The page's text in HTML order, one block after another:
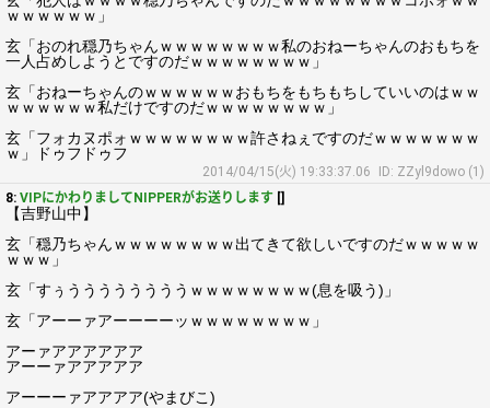
ｗｗｗｗｗｗ」
玄「おのれ穏乃ちゃんｗｗｗｗｗｗｗｗ私のおねーちゃんのおもちを
一人占めしようとですのだｗｗｗｗｗｗｗｗ」
玄「おねーちゃんのｗｗｗｗｗｗおもちをもちもちしていいのはｗｗ
ｗｗｗｗｗｗ私だけですのだｗｗｗｗｗｗｗｗ」
玄「フォカヌポォｗｗｗｗｗｗｗｗ許さねぇですのだｗｗｗｗｗｗｗ
ｗ」ドゥフドゥフ
2014/04/15(火) 19:33:37.06
ID: ZZyl9dowo (1)
8: VIPにかわりましてNIPPERがお送りします []
【吉野山中】
玄「穏乃ちゃんｗｗｗｗｗｗｗｗ出てきて欲しいですのだｗｗｗｗｗ
ｗｗｗ」
玄「すぅううううううううｗｗｗｗｗｗｗｗ(息を吸う)」
玄「アーーァアーーーーッｗｗｗｗｗｗｗｗ」
アーァアアアアアア
アーーァアアアアア
アーーーァアアアア(やまびこ)